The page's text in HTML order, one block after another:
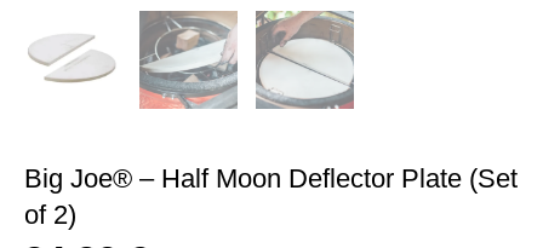
Big Joe® – Half Moon Deflector Plate (Set
of 2)